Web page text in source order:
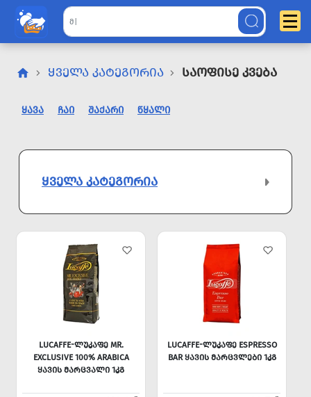
ᲧᲕᲔᲚᲐ ᲙᲐᲢᲔᲒᲝᲠᲘᲐ Საოფისე Კვება
ᲧᲐᲕᲐ ᲩᲐᲘ ᲨᲐᲥᲐᲠᲘ ᲬᲧᲐᲚᲘ
ᲧᲕᲔᲚᲐ ᲙᲐᲢᲔᲒᲝᲠᲘᲐ
LUCAFFE-ᲚᲣᲙᲐᲤᲔ MR.
EXCLUSIVE 100% ARABICA
ᲧᲐᲕᲘᲡ ᲛᲐᲠᲪᲕᲐᲚᲘ 1ᲙᲒ
LUCAFFE-ᲚᲣᲙᲐᲤᲔ ESPRESSO
BAR ᲧᲐᲕᲘᲡ ᲛᲐᲠᲪᲕᲚᲔᲑᲘ 1ᲙᲒ